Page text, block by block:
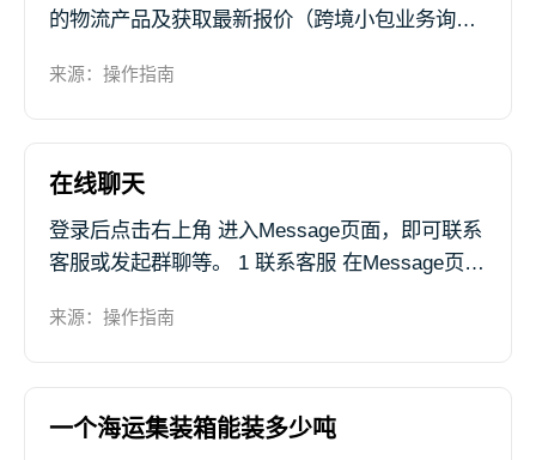
的物流产品及获取最新报价（跨境小包业务询价
1. 登录后点击 报价 > 直接报价商品 ，选择想要
来源：操作指南
在线聊天
登录后点击右上角 进入Message页面，即可联系
客服或发起群聊等。 1 联系客服 在Message页面
面提示填写 标题、咨询内容 后点击 发送 ，我们
来源：操作指南
一个海运集装箱能装多少吨